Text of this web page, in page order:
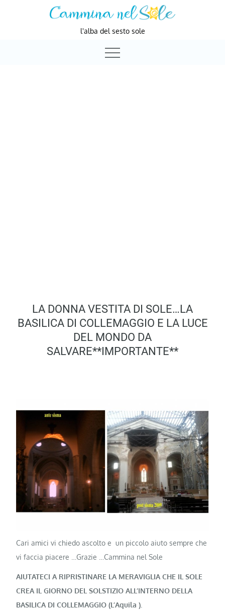
l'alba del sesto sole
LA DONNA VESTITA DI SOLE…LA
BASILICA DI COLLEMAGGIO E LA LUCE
DEL MONDO DA
SALVARE**IMPORTANTE**
Cari amici vi chiedo ascolto e un piccolo aiuto sempre che
vi faccia piacere …Grazie …Cammina nel Sole
AIUTATECI A RIPRISTINARE LA MERAVIGLIA CHE IL SOLE
CREA IL GIORNO DEL SOLSTIZIO ALL’INTERNO DELLA
BASILICA DI COLLEMAGGIO (L’Aquila ).